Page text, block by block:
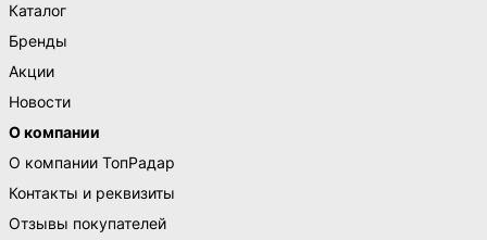
Каталог
Бренды
Акции
Новости
О компании
О компании ТопРадар
Контакты и реквизиты
Отзывы покупателей